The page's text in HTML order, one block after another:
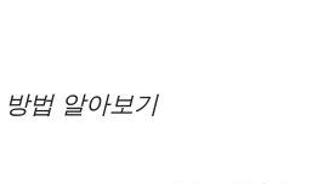
법 알아보기